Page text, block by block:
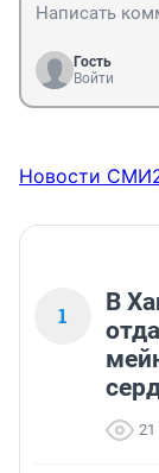
Гость
Войти
Новости
1
В
21